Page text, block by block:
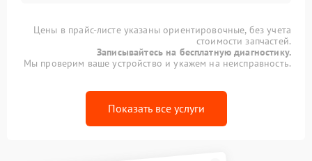
Цены в прайс-листе указаны ориентировочные, без учета
стоимости запчастей.
Записывайтесь на бесплатную диагностику.
Мы проверим ваше устройство и укажем на неисправность.
Показать все услуги